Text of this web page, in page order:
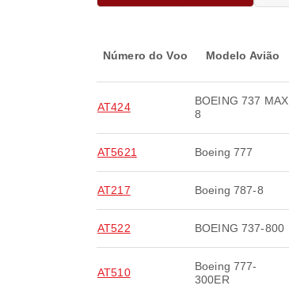
Número do Voo Modelo Avião
AT424
BOEING 737 MAX
8
AT5621 Boeing 777
AT217 Boeing 787-8
AT522 BOEING 737-800
AT510
Boeing 777-
300ER